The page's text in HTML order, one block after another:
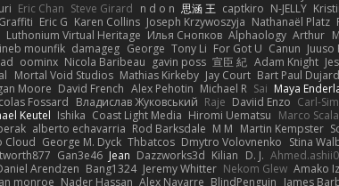
Eric Chan Steve Girard n d o n 思涵 王 captkiro N-JELLY
Eric G Karen Collins Joseph Krzywoszyja Nathanaël Platz
Luthonium Virtual Heritage Илья Снопков Alphaology Arthur
mounfik damageg George Tony Li For Got U Canun
oominx Nicola Baribeau gavin poss 宣臣 紀 Adam Knight
Mortal Void Studios Mathias Kirkeby Jay Court Bart Paul
Moore David French Alex Pehotin Michael R Sai Maya
Fossard Владислав Жуковський Raje Daviid Enzo Carl-
Keutel Ishika Coast Light Media Hiromi Uematsu Marco
alberto echavarria Rod Barksdale M M Martin Kempster
Cloud George M. Dyck Thbatcos Dmytro Volovnenko Stina
Gan3e46 Jean Dazzworks3d Kilian D. J.
Arendzen Bang1324 Jeremy Whitter Nekom Glew Amako
monroe Nader Hassan Alex Navarre BlindPenguin James